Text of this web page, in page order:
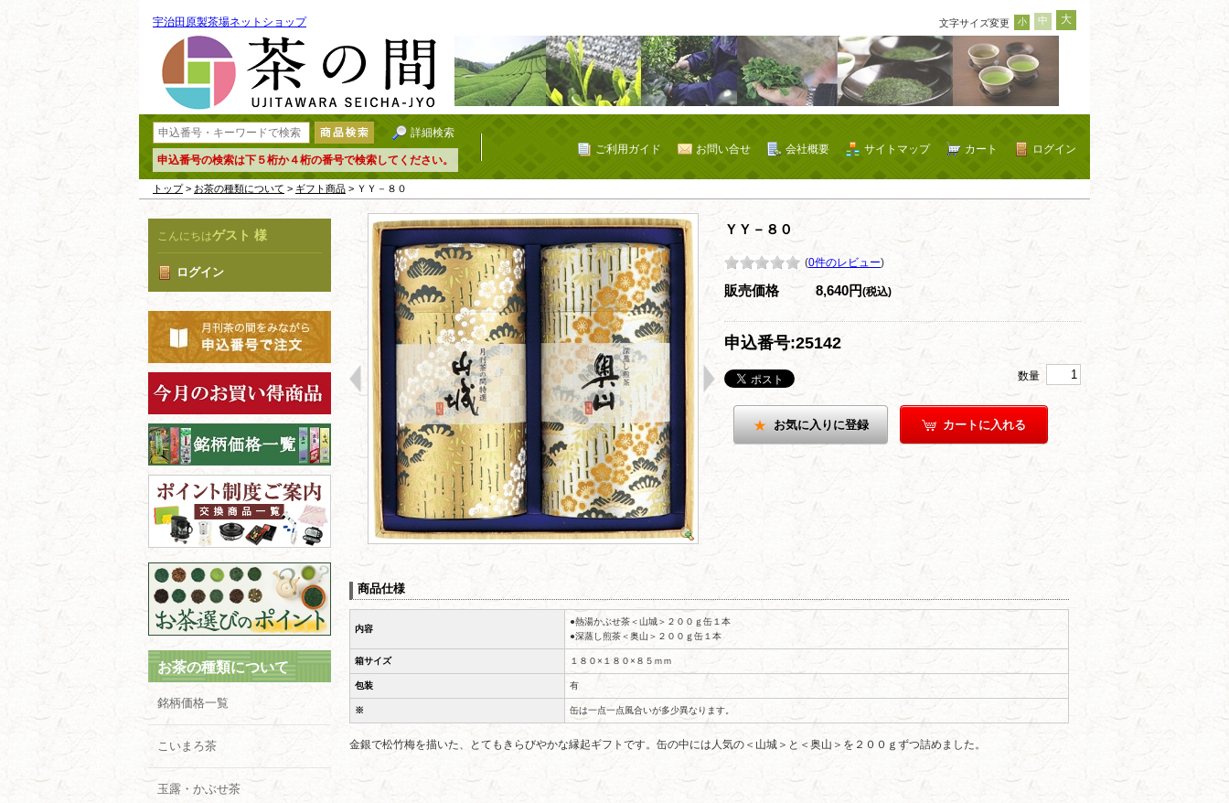
宇治田原製茶場ネットショップ 文字サイズ変更 小 中 大
詳細検索
申込番号の検索は下５桁か４桁の番号で検索してください。
ログイン
カート
サイトマップ
会社概要
お問い合せ
ご利用ガイド
トップ> お茶の種類について > ギフト商品 > ＹＹ－８０
こんにちはゲスト 様
ログイン
お茶の種類について
銘柄価格一覧
こいまろ茶
玉露・かぶせ茶
ＹＹ－８０
(0件のレビュー)
販売価格 8,640円(税込)
申込番号:25142
数量
お気に入りに登録 カートに入れる
商品仕様
内容
●熱湯かぶせ茶＜山城＞２００ｇ缶１本
●深蒸し煎茶＜奥山＞２００ｇ缶１本
箱サイズ １８０×１８０×８５ｍｍ
包装 有
※ 缶は一点一点風合いが多少異なります。
金銀で松竹梅を描いた、とてもきらびやかな縁起ギフトです。缶の中には人気の＜山城＞と＜奥山＞を２００ｇずつ詰めました。